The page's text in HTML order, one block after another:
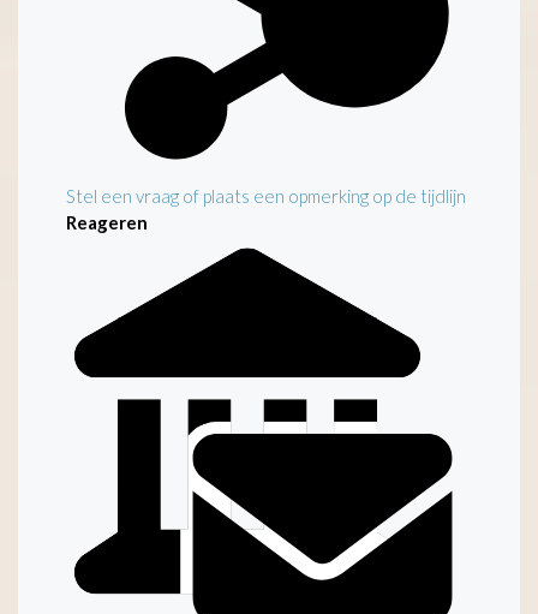
Stel een vraag of plaats een opmerking op de tijdlijn
Reageren